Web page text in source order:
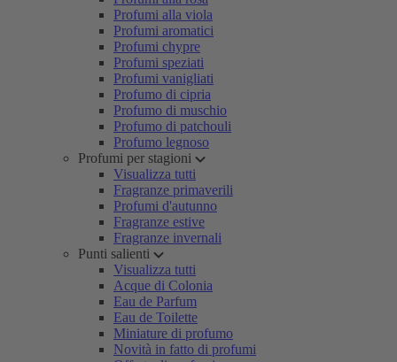
Profumi alla viola
Profumi aromatici
Profumi chypre
Profumi speziati
Profumi vanigliati
Profumo di cipria
Profumo di muschio
Profumo di patchouli
Profumo legnoso
Profumi per stagioni
Visualizza tutti
Fragranze primaverili
Profumi d'autunno
Fragranze estive
Fragranze invernali
Punti salienti
Visualizza tutti
Acque di Colonia
Eau de Parfum
Eau de Toilette
Miniature di profumo
Novità in fatto di profumi